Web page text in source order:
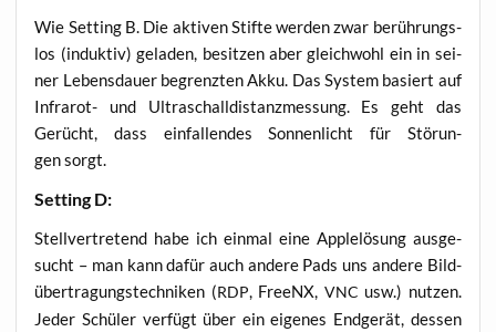
Wie Set­ting B. Die akti­ven Stif­te wer­den zwar berüh­rungs­
los (induk­tiv) gela­den, besit­zen aber gleich­wohl ein in sei­
ner Lebens­dau­er begrenz­ten Akku. Das Sys­tem basiert auf
Infra­rot- und Ultra­schall­di­stanz­mes­sung. Es geht das
Gerücht, dass ein­fal­len­des Son­nen­licht für Stö­run­
gen sorgt.
Set­ting D:
Stell­ver­tre­tend habe ich ein­mal eine App­le­lö­sung aus­ge­
sucht – man kann dafür auch ande­re Pads uns ande­re Bild­
über­tra­gungs­tech­ni­ken (RDP, FreeNX, VNC usw.) nut­zen.
Jeder Schü­ler ver­fügt über ein eige­nes End­ge­rät, des­sen